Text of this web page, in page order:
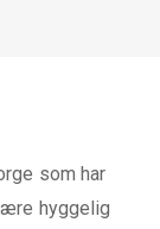
som har
hyggelig